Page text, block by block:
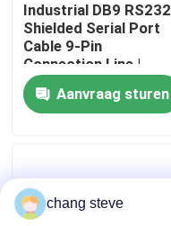
nieuws
Draadboom
LVDS-kabels
Industrial DB9 RS232
Shielded Serial Port
Cable 9-Pin
Connection Line |
Cable Assembly Wire
Harness
Manufacturers
Aanvraag sturen
chang steve